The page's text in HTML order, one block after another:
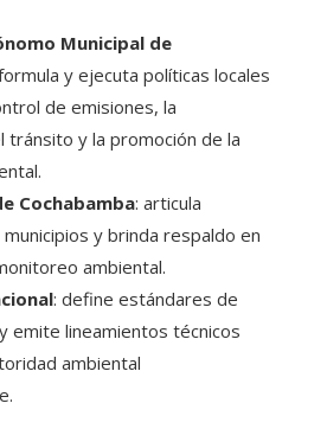
Municipal de
y ejecuta políticas locales
de emisiones, la
tránsito y la promoción de la
Cochabamba: articula
y brinda respaldo en
ambiental.
: define estándares de
emite lineamientos técnicos
ambiental